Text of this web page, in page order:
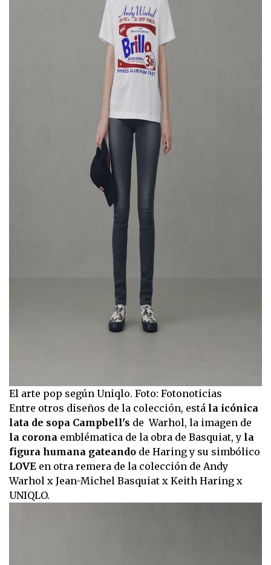
El arte pop según Uniqlo. Foto: Fotonoticias
Entre otros diseños de la colección, está la icónica
lata de sopa Campbell's de Warhol, la imagen de
la corona emblématica de la obra de Basquiat, y la
figura humana gateando de Haring y su simbólico
LOVE en otra remera de la colección de Andy
Warhol x Jean-Michel Basquiat x Keith Haring x
UNIQLO.